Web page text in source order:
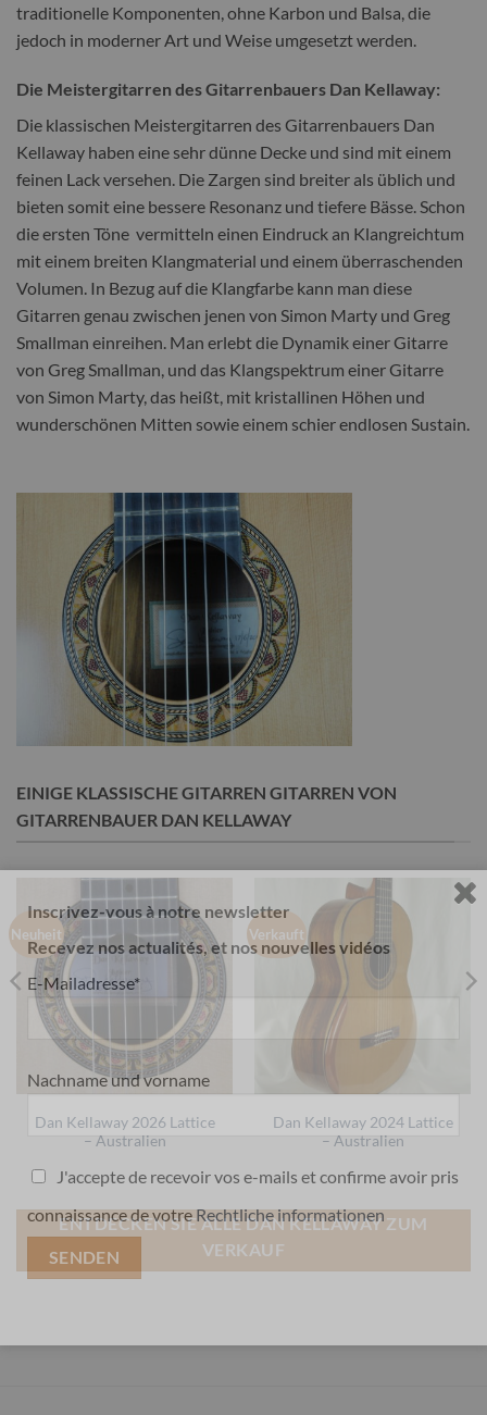
traditionelle Komponenten, ohne Karbon und Balsa, die
jedoch in moderner Art und Weise umgesetzt werden.
Die Meistergitarren des Gitarrenbauers Dan Kellaway:
Die klassischen Meistergitarren des Gitarrenbauers Dan
Kellaway haben eine sehr dünne Decke und sind mit einem
feinen Lack versehen. Die Zargen sind breiter als üblich und
bieten somit eine bessere Resonanz und tiefere Bässe. Schon
die ersten Töne vermitteln einen Eindruck an Klangreichtum
mit einem breiten Klangmaterial und einem überraschenden
Volumen. In Bezug auf die Klangfarbe kann man diese
Gitarren genau zwischen jenen von Simon Marty und Greg
Smallman einreihen. Man erlebt die Dynamik einer Gitarre
von Greg Smallman, und das Klangspektrum einer Gitarre
von Simon Marty, das heißt, mit kristallinen Höhen und
wunderschönen Mitten sowie einem schier endlosen Sustain.
EINIGE KLASSISCHE GITARREN GITARREN VON
GITARRENBAUER DAN KELLAWAY
Neuheit
Dan Kellaway 2026 Lattice
– Australien
Verkauft
Dan Kellaway 2024 Lattice
– Australien
ENTDECKEN SIE ALLE DAN KELLAWAY ZUM
VERKAUF
Inscrivez-vous à notre newsletter
Recevez nos actualités, et nos nouvelles vidéos
E-Mailadresse*
Nachname und vorname
J'accepte de recevoir vos e-mails et confirme avoir pris
connaissance de votreRechtliche informationen